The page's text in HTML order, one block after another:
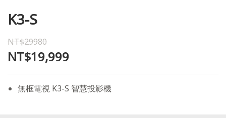
K3-S
NT$29980
NT$19,999
無框電視 K3-S 智慧投影機